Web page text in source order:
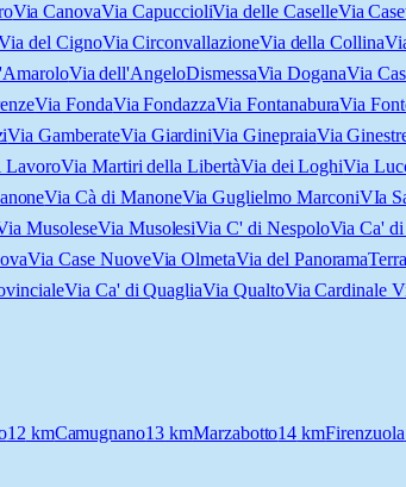
Via CanovaVia CapuccioliVia delle CaselleVia
del CignoVia CirconvallazioneVia della Collina
Via dell'AngeloDismessaVia DoganaVia
Via FondaVia FondazzaVia FontanaburaVia
Via GamberateVia GiardiniVia GinepraiaVia
LavoroVia Martiri della LibertàVia dei LoghiVia
Via Cà di ManoneVia Guglielmo MarconiVIa
MusoleseVia MusolesiVia C' di NespoloVia Ca'
Via Case NuoveVia OlmetaVia del Panorama
Via Ca' di QuagliaVia QualtoVia Cardinale
12 kmCamugnano13 kmMarzabotto14 kmFirenzuola